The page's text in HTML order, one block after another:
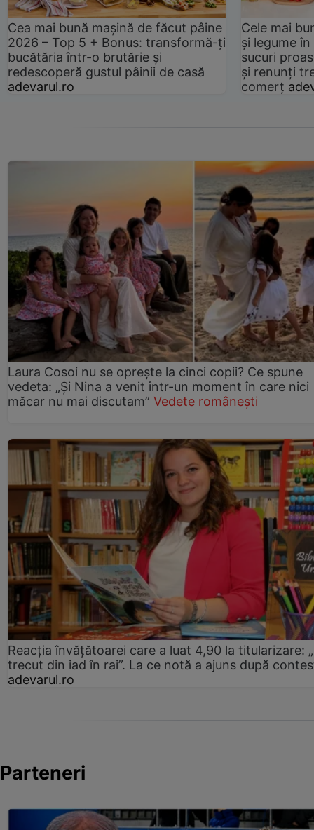
Cea mai bună mașină de făcut pâine
2026 – Top 5 + Bonus: transformă-ți
bucătăria într-o brutărie și
redescoperă gustul pâinii de casă
adevarul.ro
Cele mai
și legume
sucuri
și renunți
comerț
Laura Cosoi nu se oprește la cinci copii? Ce spune
vedeta: „Și Nina a venit într-un moment în care nici
măcar nu mai discutam” Vedete românești
Reacția învățătoarei care a luat 4,90 la titularizare:
trecut din iad în rai”. La ce notă a ajuns după
adevarul.ro
Parteneri